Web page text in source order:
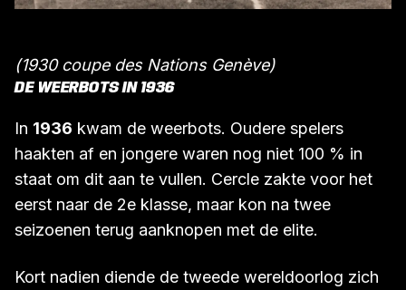
(1930 coupe des Nations Genève)
DE WEERBOTS IN 1936
In 1936 kwam de weerbots. Oudere spelers
haakten af en jongere waren nog niet 100 % in
staat om dit aan te vullen. Cercle zakte voor het
eerst naar de 2e klasse, maar kon na twee
seizoenen terug aanknopen met de elite.
Kort nadien diende de tweede wereldoorlog zich